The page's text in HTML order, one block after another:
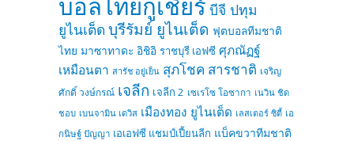
บีจี ปทุม
ยูไนเต็ด บุรีรัมย์ ยูไนเต็ด ฟุตบอลทีมชาติ
ไทย มาซาทาดะ อิชิอิ ราชบุรี เอฟซี ศุภณัฏฐ์
เหมือนตา สารัช อยู่เย็น สุภโชค สารชาติ เจริญ
ศักดิ์ วงษ์กรณ์ เจลีก เจลีก 2 เซเรโซ โอซากา เนวิน ชิด
ชอบ เบนจามิน เดวิส เมืองทอง ยูไนเต็ด เลสเตอร์ ซิตี้ เอ
กนิษฐ์ ปัญญา เอเอฟซี แชมป์เปี้ยนลีก แบ็คขวาทีมชาติ